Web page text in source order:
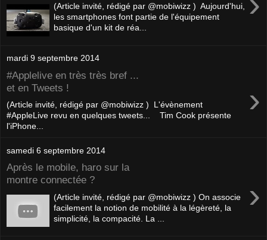
(Article invité, rédigé par @mobiwizz ) Aujourd'hui,
les smartphones font partie de l'équipement
basique d'un kit de réa...
mardi 9 septembre 2014
#Applelive en très très bref ...
et en Tweets !
›
(Article invité, rédigé par @mobiwizz ) L'évènement
#AppleLive revu en quelques tweets... Tim Cook présente
l'iPhone...
samedi 6 septembre 2014
Après le mobile, haro sur la
montre connectée ?
›
(Article invité, rédigé par @mobiwizz ) On associe
facilement la notion de mobilité à la légèreté, la
simplicité, la compacité. La ...